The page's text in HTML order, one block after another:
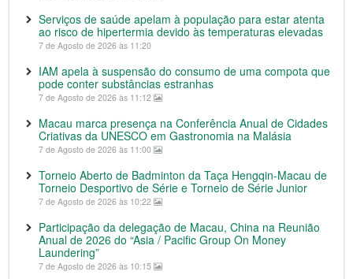
Serviços de saúde apelam à população para estar atenta
ao risco de hipertermia devido às temperaturas elevadas
7 de Agosto de 2026 às 11:20
IAM apela à suspensão do consumo de uma compota que
pode conter substâncias estranhas
7 de Agosto de 2026 às 11:12
Macau marca presença na Conferência Anual de Cidades
Criativas da UNESCO em Gastronomia na Malásia
7 de Agosto de 2026 às 11:00
Torneio Aberto de Badminton da Taça Hengqin-Macau de
Torneio Desportivo de Série e Torneio de Série Junior
7 de Agosto de 2026 às 10:22
Participação da delegação de Macau, China na Reunião
Anual de 2026 do “Asia / Pacific Group On Money
Laundering”
7 de Agosto de 2026 às 10:15